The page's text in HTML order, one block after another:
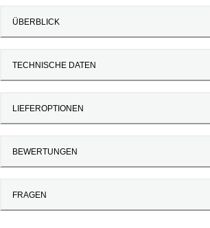
ÜBERBLICK
TECHNISCHE DATEN
LIEFEROPTIONEN
BEWERTUNGEN
FRAGEN